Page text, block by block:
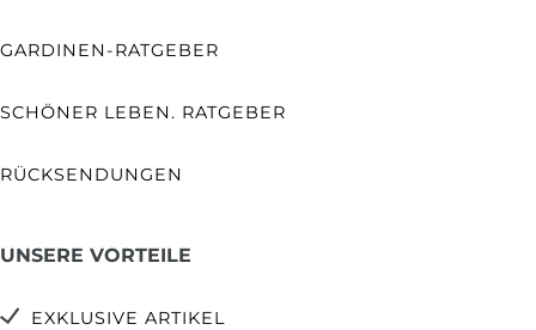
GARDINEN-RATGEBER
SCHÖNER LEBEN. RATGEBER
RÜCKSENDUNGEN
UNSERE VORTEILE
EXKLUSIVE ARTIKEL